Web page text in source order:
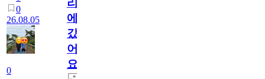
0
26.08.05
0
리
에
갔
어
요.